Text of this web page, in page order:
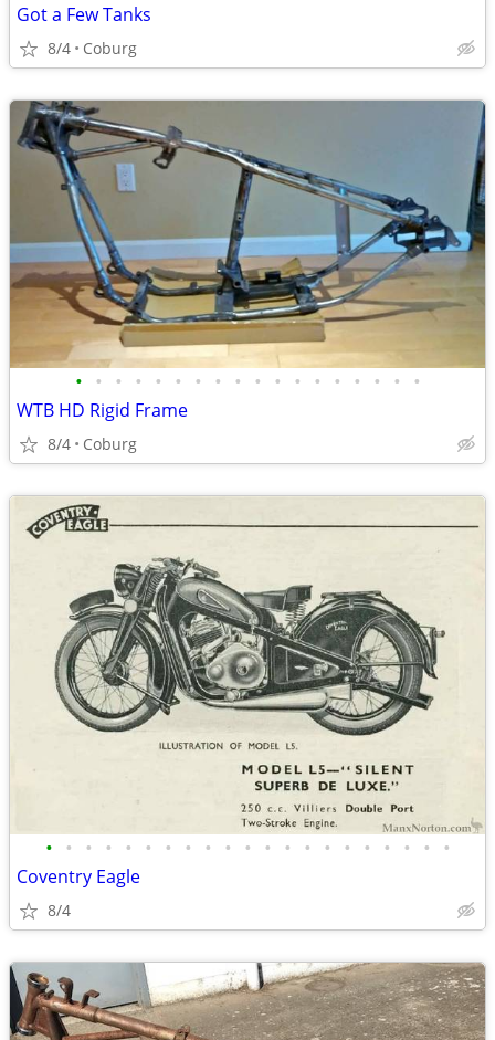
Got a Few Tanks
8/4 Coburg
• • • • • • • • • • • • • • • • • •
WTB HD Rigid Frame
8/4 Coburg
• • • • • • • • • • • • • • • • • • • • •
Coventry Eagle
8/4